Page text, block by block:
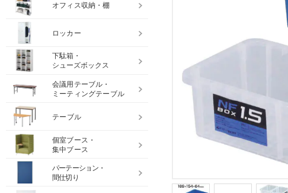
オフィス収納・棚
ロッカー
下駄箱・
シューズボックス
会議用テーブル・
ミーティングテーブル
テーブル
個室ブース・
集中ブース
パーテーション・
間仕切り